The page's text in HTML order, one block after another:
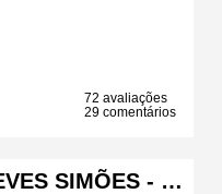
72 avaliações
29 comentários
SIMÕES - …